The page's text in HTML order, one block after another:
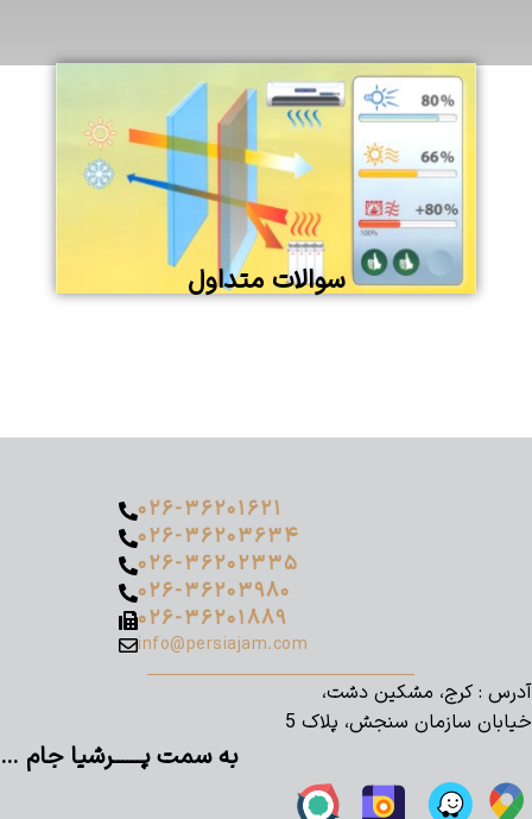
سوالات متداول
۰۲۶-۳۶۲۰۱۶۲۱
۰۲۶-۳۶۲۰۳۶۳۴
۰۲۶-۳۶۲۰۲۳۳۵
۰۲۶-۳۶۲۰۳۹۸۰
۰۲۶-۳۶۲۰۱۸۸۹
info@persiajam.com
آدرس : کرج، مشکین دشت،
خیابان سازمان سنجش، پلاک 5
به سمت پــــــرشیا جام …